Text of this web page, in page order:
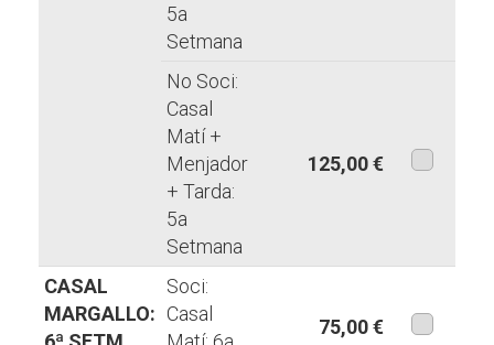
5a
Setmana
No Soci:
Casal
Matí +
Menjador
+ Tarda:
5a
Setmana
125,00 €
CASAL
MARGALLO:
Soci:
Casal
75,00 €